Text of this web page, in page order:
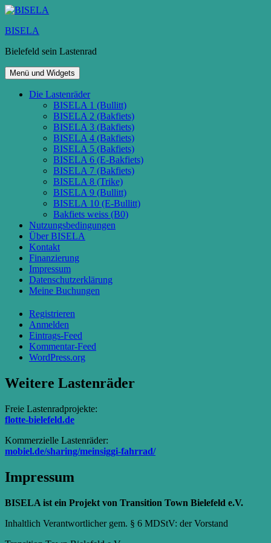
Zum
springen
BISELA
Bielefeld sein Lastenrad
Menü und Widgets
Die Lastenräder
BISELA 1 (Bullitt)
BISELA 2 (Bakfiets)
BISELA 3 (Bakfiets)
BISELA 4 (Bakfiets)
BISELA 5 (Bakfiets)
BISELA 6 (E-Bakfiets)
BISELA 7 (Bakfiets)
BISELA 8 (Trike)
BISELA 9 (Bullitt)
BISELA 10 (E-Bullitt)
Bakfiets weiss (B0)
Nutzungsbedingungen
Über BISELA
Kontakt
Finanzierung
Impressum
Datenschutzerklärung
Meine Buchungen
Registrieren
Anmelden
Eintrags-Feed
Kommentar-Feed
WordPress.org
Weitere Lastenräder
Freie Lastenradprojekte:
flotte-bielefeld.de
Kommerzielle Lastenräder:
mobiel.de/sharing/meinsiggi-fahrrad/
Impressum
BISELA ist ein Projekt von Transition Town Bielefeld e.V.
Inhaltlich Verantwortlicher gem. § 6 MDStV: der Vorstand